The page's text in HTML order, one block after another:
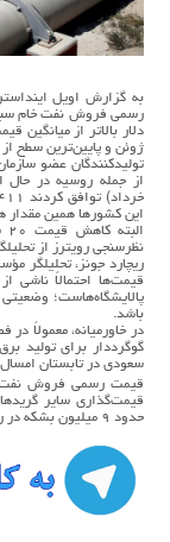
به گزارش اویل
ژوئن و پایین‌ترین سطح
تولیدکنندگان عضو
این کشورها همین مقدار
نظرسنجی رویترز از
ریچارد جونز، تحلیلگر
قیمت‌ها احتمالاً ناشی
پالایشگاه‌هاست؛
باشد.
در خاورمیانه، معمولاً
گوگرددار برای تولید
سعودی در تابستان
قیمت‌گذاری سایر
حدود ۹ میلیون بشکه در روز نفت خام ارسالی به بازار آسیا تأثیر می‌گذارد.